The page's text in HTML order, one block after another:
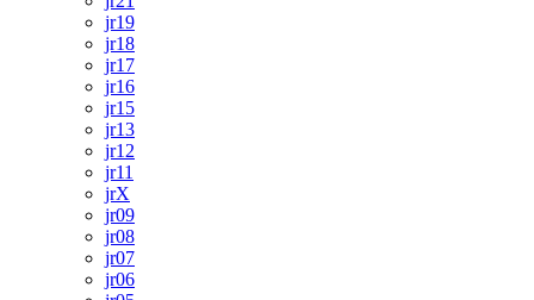
jr19
jr18
jr17
jr16
jr15
jr13
jr12
jr11
jrX
jr09
jr08
jr07
jr06